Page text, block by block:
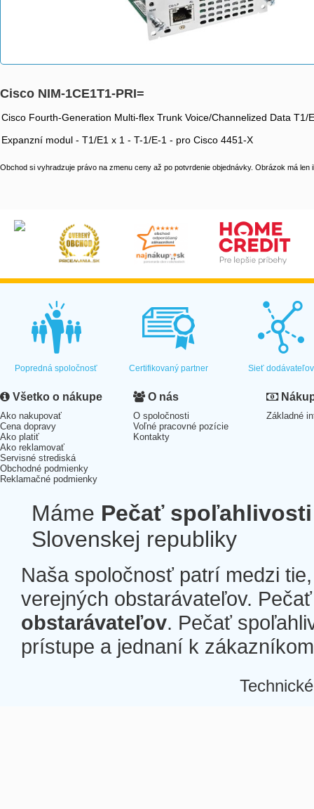
Cisco NIM-1CE1T1-PRI=
Cisco Fourth-Generation Multi-flex Trunk Voice/Channelized Data
Expanzní modul - T1/E1 x 1 - T-1/E-1 - pro Cisco 4451-X
Obchod si vyhradzuje právo na zmenu ceny až po potvrdenie objednávky. Obrázok má len
Popredná spoločnosť Certifikovaný partner Sieť dodávateľov
Všetko o nákupe
Ako nakupovať
Cena dopravy
Ako platiť
Ako reklamovať
Servisné strediská
Obchodné podmienky
Reklamačné podmienky
O nás
O spoločnosti
Voľné pracovné pozície
Kontakty
Základné
Máme Pečať spoľahlivosti
Slovenskej republiky
Naša spoločnosť patrí medzi
verejných obstarávateľov.
obstarávateľov. Pečať
prístupe a jednaní k